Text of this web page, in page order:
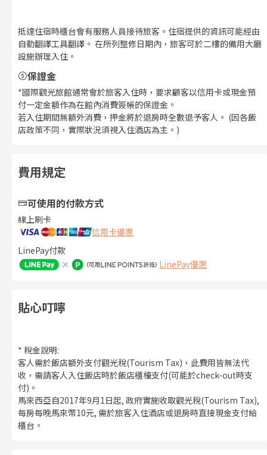
抵達住宿時櫃台會有服務人員接待旅客。住宿提供的資訊可能經由
自動翻譯工具翻譯。 在所列整修日期內，旅客可於二樓的備用大廳
設施辦理入住。
保證金
*國際觀光旅館通常會於旅客入住時，要求顧客以信用卡或現金預
付一定金額作為在館內消費簽帳的保證金。
若入住期間無額外消費，押金將於退房時全數退予客人。 (因各飯
店政策不同，實際狀況須視入住酒店為主。)
費用規定
可使用的付款方式
線上刷卡
信用卡優惠
LinePay付款
LinePay優惠
貼心叮嚀
* 稅金說明:
客人需於飯店額外支付觀光稅(Tourism Tax)，此費用皆無法代
收，需請客人入住飯店時於飯店櫃檯支付(可能於check-out時支
付)。
馬來西亞自2017年9月1日起, 政府實施收取觀光稅(Tourism Tax),
每房每晚馬來幣10元, 需於旅客入住酒店或退房時直接現金支付給
櫃台。